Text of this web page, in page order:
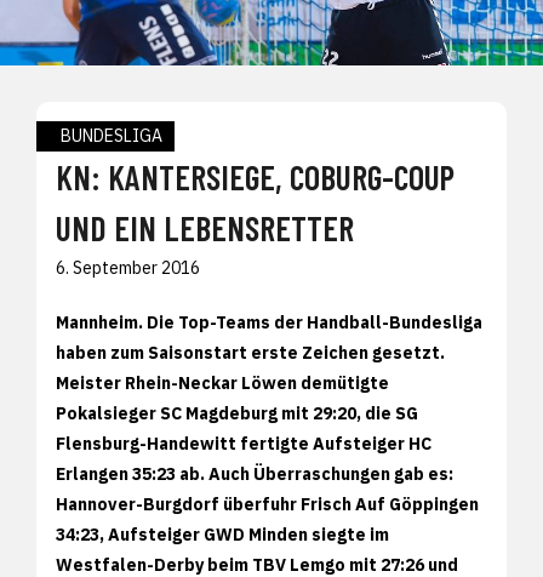
BUNDESLIGA
KN: KANTERSIEGE, COBURG-COUP
UND EIN LEBENSRETTER
6. September 2016
Mannheim. Die Top-Teams der Handball-Bundesliga
haben zum Saisonstart erste Zeichen gesetzt.
Meister Rhein-Neckar Löwen demütigte
Pokalsieger SC Magdeburg mit 29:20, die SG
Flensburg-Handewitt fertigte Aufsteiger HC
Erlangen 35:23 ab. Auch Überraschungen gab es:
Hannover-Burgdorf überfuhr Frisch Auf Göppingen
34:23, Aufsteiger GWD Minden siegte im
Westfalen-Derby beim TBV Lemgo mit 27:26 und